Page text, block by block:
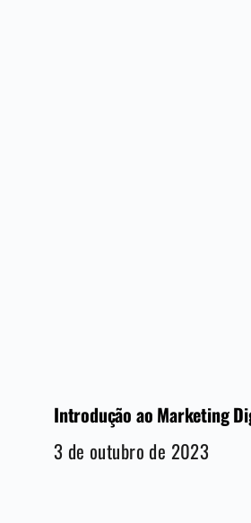
Introdução ao Marketing
3 de outubro de 2023